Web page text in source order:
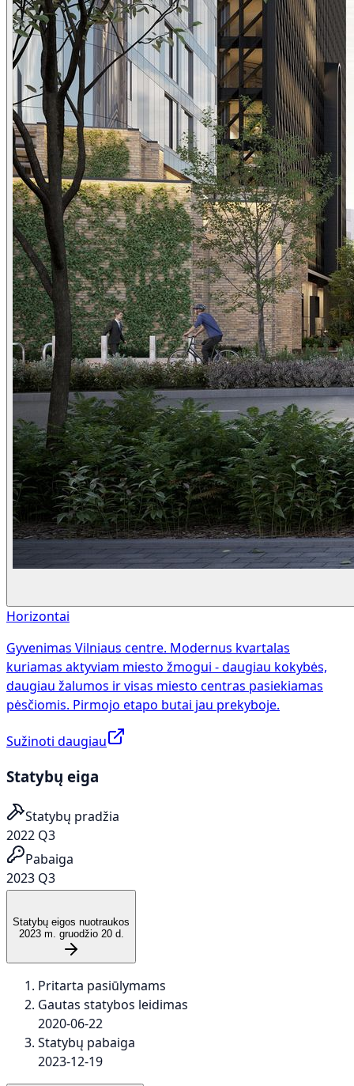
Horizontai
Gyvenimas Vilniaus centre. Modernus kvartalas
kuriamas aktyviam miesto žmogui - daugiau kokybės,
daugiau žalumos ir visas miesto centras pasiekiamas
pėsčiomis. Pirmojo etapo butai jau prekyboje.
Sužinoti daugiau
Statybų eiga
Statybų pradžia
2022 Q3
Pabaiga
2023 Q3
Statybų eigos nuotraukos
2023 m. gruodžio 20 d.
Pritarta pasiūlymams
Gautas statybos leidimas
2020-06-22
Statybų pabaiga
2023-12-19